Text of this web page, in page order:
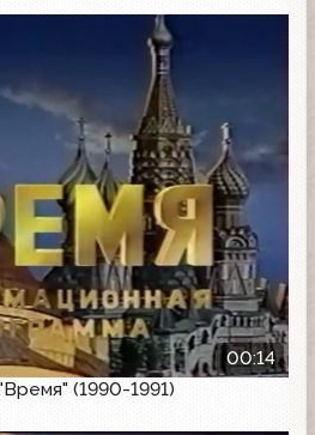
00:14
(1990-1991)